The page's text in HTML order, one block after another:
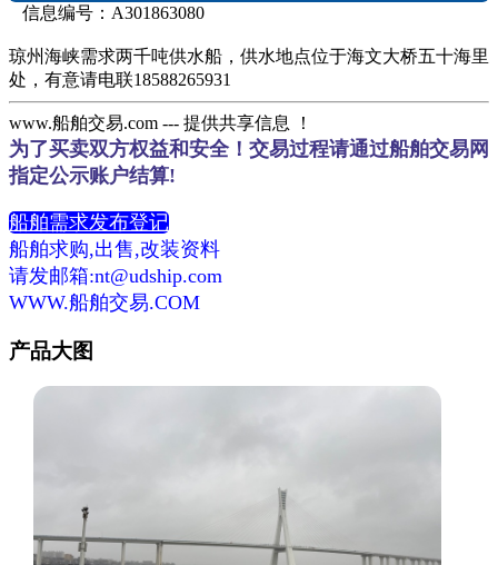
信息编号：A301863080
琼州海峡需求两千吨供水船，供水地点位于海文大桥五十海里
处，有意请电联18588265931
www.船舶交易.com --- 提供共享信息 ！
为了买卖双方权益和安全！交易过程请通过船舶交易网
指定公示账户结算!
船舶需求发布登记
船舶求购,出售,改装资料
请发邮箱:nt@udship.com
WWW.船舶交易.COM
产品大图